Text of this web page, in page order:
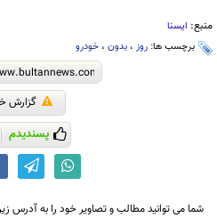
منبع: ایسنا
برچسب ها: روز ، بدون ، خودرو
گزارش
پسندیدم
شما می توانید مطالب و تصاویر خود را به آدرس